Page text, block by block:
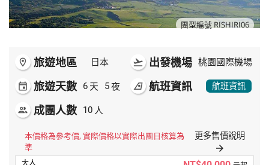
團型編號 RISHIRI06
room 旅遊地區 日本
event 旅遊天數 6 天 5夜
people 成團人數 10 人
flight_takeoff 出發機場 桃園國際機場
airlines 航班資訊 航班資訊
本價格為參考價, 實際價格以實際出團日核算為
準
更多售價說明
arrow_forward